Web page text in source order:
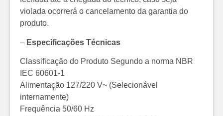
violada ocorrerá o cancelamento da garantia do
produto.
– Especificações Técnicas
Classificação do Produto Segundo a norma NBR
IEC 60601-1
Alimentação 127/220 V~ (Selecionável
internamente)
Frequência 50/60 Hz